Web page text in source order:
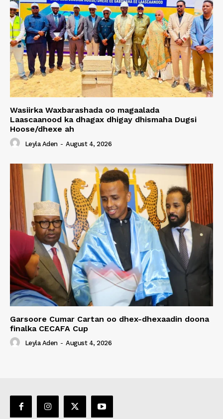
Wasiirka Waxbarashada oo magaalada
Laascaanood ka dhagax dhigay dhismaha Dugsi
Hoose/dhexe ah
Leyla Aden - August 4, 2026
Garsoore Cumar Cartan oo dhex-dhexaadin doona
finalka CECAFA Cup
Leyla Aden - August 4, 2026